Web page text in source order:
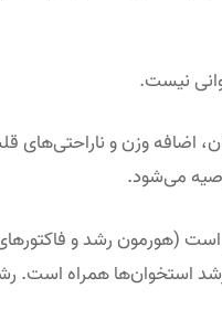
نیست.
اضافه وزن و ناراحتی‌های
می‌شود.
است (هورمون رشد و
استخوان‌ها همراه است.